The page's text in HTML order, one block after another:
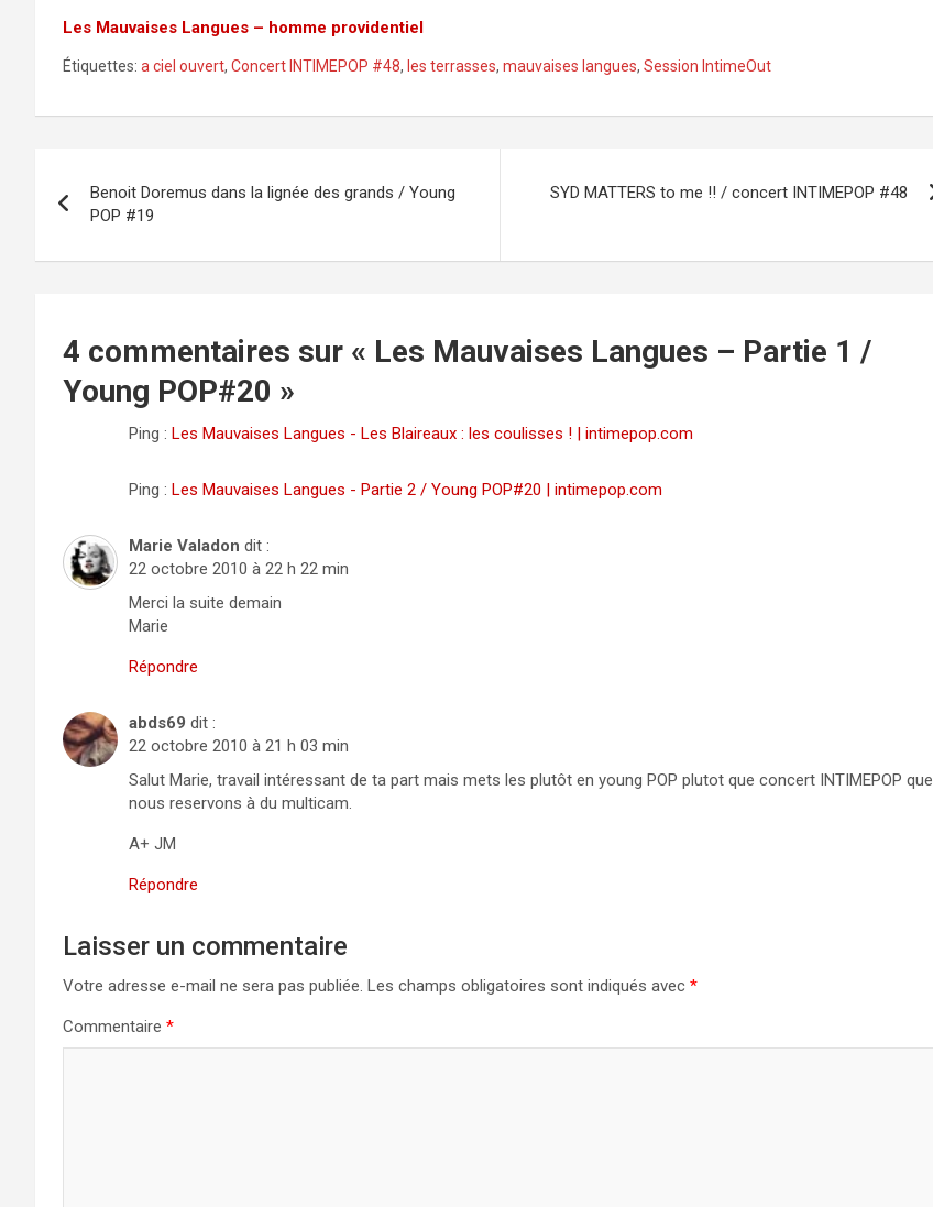
Les Mauvaises Langues – homme providentiel
Étiquettes: a ciel ouvert, Concert INTIMEPOP #48, les terrasses, mauvaises langues, Session IntimeOut
de
l’article
Benoit Doremus dans la lignée des grands / Young
POP #19
SYD MATTERS to me !! / concert INTIMEPOP #48
4 commentaires sur « Les Mauvaises Langues – Partie 1 /
Young POP#20 »
Ping : Les Mauvaises Langues - Les Blaireaux : les coulisses ! | intimepop.com
Ping : Les Mauvaises Langues - Partie 2 / Young POP#20 | intimepop.com
Marie Valadon dit :
22 octobre 2010 à 22 h 22 min
Merci la suite demain
Marie
Répondre
abds69 dit :
22 octobre 2010 à 21 h 03 min
Salut Marie, travail intéressant de ta part mais mets les plutôt en young POP plutot que concert INTIMEPOP que
nous reservons à du multicam.
A+ JM
Répondre
Laisser un commentaire
Votre adresse e-mail ne sera pas publiée. Les champs obligatoires sont indiqués avec *
Commentaire *